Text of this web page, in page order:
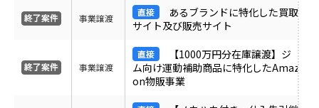
事業譲渡
あるブランドに特化した買取
サイト及び販売サイト
事業譲渡
【1000万円分在庫譲渡】ジ
ム向け運動補助商品に特化したAmaz
on物販事業